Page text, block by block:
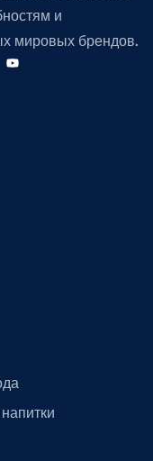
и
мировых брендов.